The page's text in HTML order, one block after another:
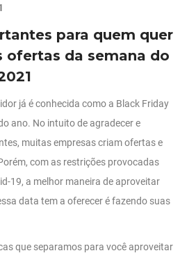
para quem quer
ofertas da semana do
já é conhecida como a Black Friday
ano. No intuito de agradecer e
muitas empresas criam ofertas e
com as restrições provocadas
19, a melhor maneira de aproveitar
data tem a oferecer é fazendo suas
que separamos para você aproveitar